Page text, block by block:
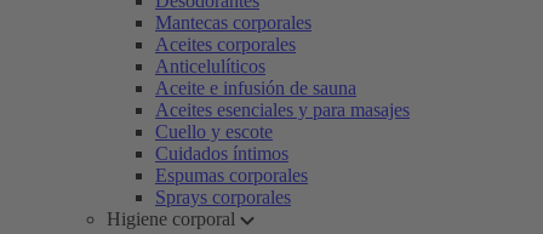
Mantecas corporales
Aceites corporales
Anticelulíticos
Aceite e infusión de sauna
Aceites esenciales y para masajes
Cuello y escote
Cuidados íntimos
Espumas corporales
Sprays corporales
Higiene corporal